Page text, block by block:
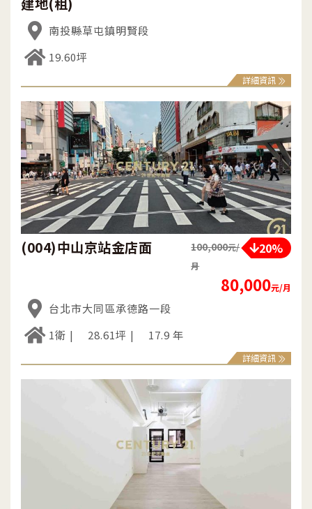
南投縣草屯鎮明賢段
19.60坪
詳細資訊
(004)中山京站金店面 100,000元/
月
20%
80,000元/月
台北市大同區承德路一段
1衛
28.61坪 17.9 年
詳細資訊